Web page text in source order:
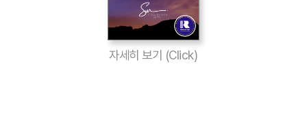
자세히 보기 (Click)